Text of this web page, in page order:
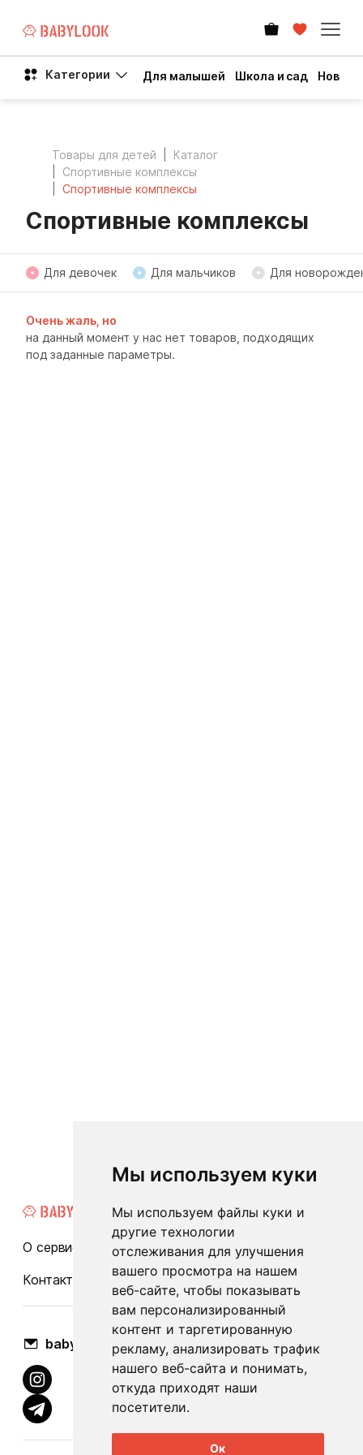
Мы используем куки
Мы используем файлы куки и
другие технологии
отслеживания для улучшения
вашего просмотра на нашем
веб-сайте, чтобы показывать
вам персонализированный
контент и таргетированную
рекламу, анализировать трафик
нашего веб-сайта и понимать,
откуда приходят наши
посетители.
Ок
Категории Для малышей Школа и сад Новый
Товары для детей
Каталог
Спортивные комплексы
Спортивные комплексы
Спортивные комплексы
Для девочек Для мальчиков Для
Очень жаль, но
на данный момент у нас нет товаров, подходящих
под заданные параметры.
О сервисе Каталог Бренды Блог
FAQ
Контакты
Оплата и доставка
babylook.gm@gmail.com